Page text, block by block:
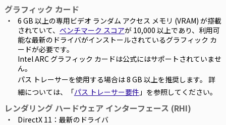
グラフィック カード
6 GB 以上の専用ビデオ ランダム アクセス メモリ (VRAM) が搭載
されていて、 ベンチマーク スコアが 10,000 以上であり、利用可
能な最新のドライバがインストールされているグラフィック カ
ードが必要です。
Intel ARC グラフィック カードは公式にはサポートされていませ
ん。
パス トレーサーを使用する場合は 8 GB 以上を推奨します。 詳
細については、「パス トレーサー要件 」を参照してください。
レンダリング ハードウェア インターフェース (RHI)
DirectX 11：最新のドライバ